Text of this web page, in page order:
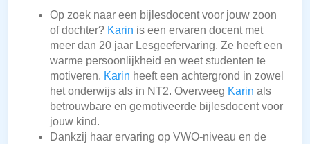
Op zoek naar een bijlesdocent voor jouw zoon
of dochter? Karin is een ervaren docent met
meer dan 20 jaar Lesgeefervaring. Ze heeft een
warme persoonlijkheid en weet studenten te
motiveren. Karin heeft een achtergrond in zowel
het onderwijs als in NT2. Overweeg Karin als
betrouwbare en gemotiveerde bijlesdocent voor
jouw kind.
Dankzij haar ervaring op VWO-niveau en de